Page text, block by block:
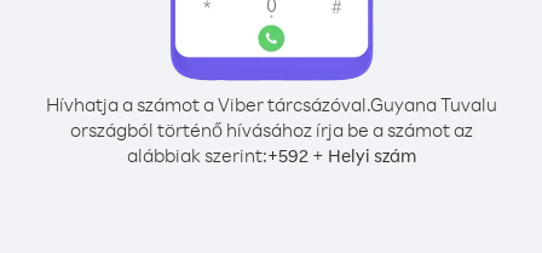
Hívhatja a számot a Viber tárcsázóval.Guyana Tuvalu
országból történő hívásához írja be a számot az
alábbiak szerint:+592+ Helyi szám